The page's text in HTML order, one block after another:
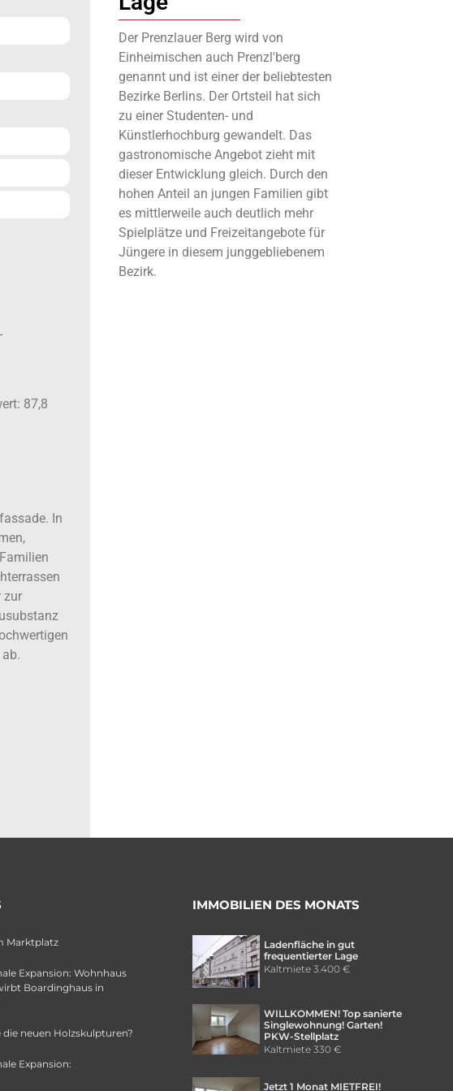
87,8
In
zur
Der Prenzlauer Berg wird von
Einheimischen auch Prenzl'berg
genannt und ist einer der beliebtesten
Bezirke Berlins. Der Ortsteil hat sich
zu einer Studenten- und
Künstlerhochburg gewandelt. Das
gastronomische Angebot zieht mit
dieser Entwicklung gleich. Durch den
hohen Anteil an jungen Familien gibt
es mittlerweile auch deutlich mehr
Spielplätze und Freizeitangebote für
Jüngere in diesem junggebliebenem
Bezirk.
Marktplatz
Expansion: Wohnhaus
Boardinghaus in
die neuen Holzskulpturen?
Expansion:
IMMOBILIEN DES MONATS
Ladenfläche in gut
frequentierter Lage
Kaltmiete3.400 €
WILLKOMMEN! Top sanierte
Singlewohnung! Garten!
PKW-Stellplatz
Kaltmiete330 €
Jetzt 1 Monat MIETFREI!